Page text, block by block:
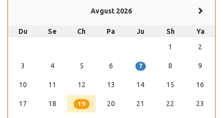
Avgust 2026
Du Se Ch Pa Ju Sh
Ya
1
2
3 4 5 6 7 8 9
10 11 12 13 14 15 16
17 18 19 20 21 22 23